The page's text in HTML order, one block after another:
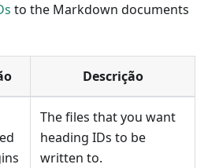
to the Markdown documents
Descrição
The files that you want
heading IDs to be
written to.